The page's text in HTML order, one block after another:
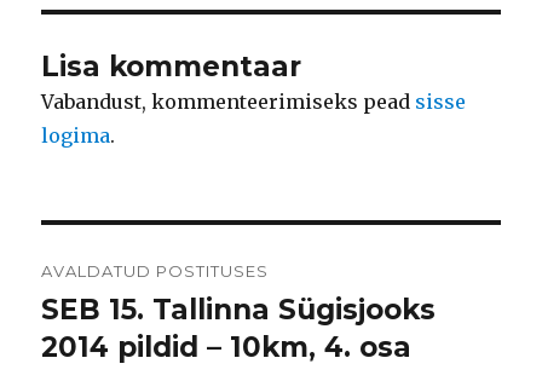
Lisa kommentaar
Vabandust, kommenteerimiseks pead sisse
logima.
AVALDATUD POSTITUSES
SEB 15. Tallinna Sügisjooks
2014 pildid – 10km, 4. osa